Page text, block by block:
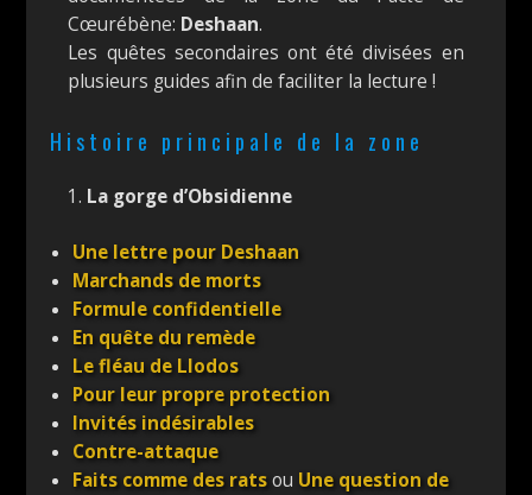
Cœurébène: Deshaan.
Les quêtes secondaires ont été divisées en
plusieurs guides afin de faciliter la lecture !
Histoire principale de la zone
1. La gorge d’Obsidienne
Une lettre pour Deshaan
Marchands de morts
Formule confidentielle
En quête du remède
Le fléau de Llodos
Pour leur propre protection
Invités indésirables
Contre-attaque
Faits comme des ratsou Une question de